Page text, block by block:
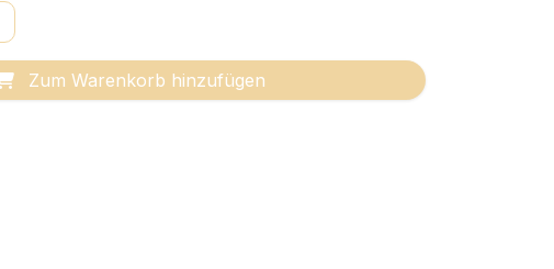
Zum Warenkorb hinzufügen